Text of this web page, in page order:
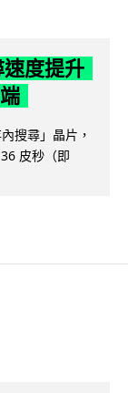
度提升
搜尋」晶片，
皮秒（即